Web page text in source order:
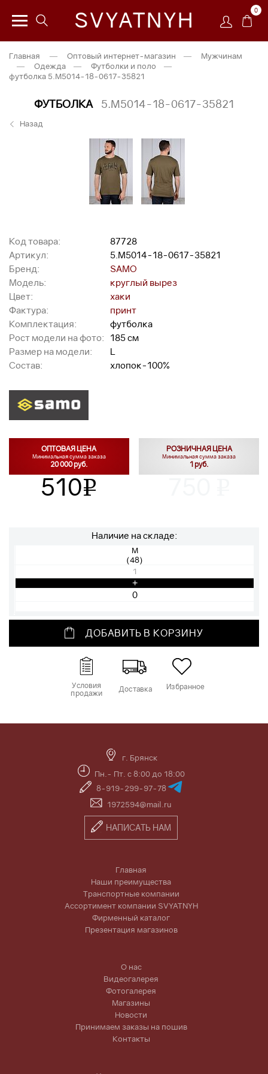
SVYATNYH 0
Главная — Оптовый интернет-магазин —
Мужчинам
—
Одежда — Футболки и поло
—
футболка 5.M5014-18-0617-35821
ФУТБОЛКА 5.M5014-18-0617-35821
Назад
Код товара:
87728
Артикул:
5.M5014-18-0617-35821
Бренд:
SAMO
Модель:
круглый вырез
Цвет:
хаки
Фактура:
принт
Комплектация:
футболка
Рост модели на фото:
185 см
Размер на модели:
L
Состав:
хлопок-100%
ОПТОВАЯ ЦЕНА
Минимальная сумма заказа
20 000 руб.
510v
РОЗНИЧНАЯ ЦЕНА
Минимальная сумма заказа
1 руб.
Наличие на складе:
М
(48)
1
+
ДОБАВИТЬ В КОРЗИНУ
Условия
продажи Доставка Избранное
г. Брянск
Пн.- Пт. с 8:00 до 18:00
8-919-299-97-78
1972594@mail.ru
НАПИСАТЬ НАМ
Главная
Наши преимущества
Транспортные компании
Ассортимент компании SVYATNYH
Фирменный каталог
Презентация магазинов
О нас
Видеогалерея
Фотогалерея
Магазины
Новости
Принимаем заказы на пошив
Контакты